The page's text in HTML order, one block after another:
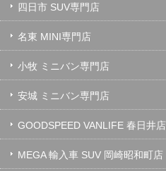
四日市 SUV専門店
名東 MINI専門店
小牧 ミニバン専門店
安城 ミニバン専門店
GOODSPEED VANLIFE 春日井店
MEGA 輸入車 SUV 岡崎昭和町店